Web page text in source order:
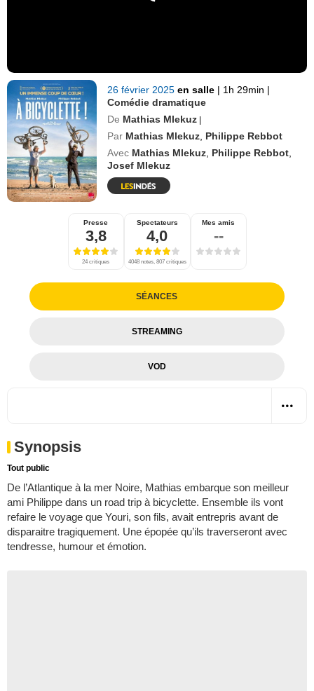
26 février 2025en salle | 1h 29min |
Comédie dramatique
De Mathias Mlekuz |
Par Mathias Mlekuz Philippe Rebbot
Avec Mathias Mlekuz Philippe Rebbot
Josef Mlekuz
Presse
3,8
24 critiques
Spectateurs
4,0
4048 notes, 807 critiques
Mes amis
--
SÉANCES
STREAMING
VOD
Synopsis
Tout public
De l’Atlantique à la mer Noire, Mathias embarque son meilleur
ami Philippe dans un road trip à bicyclette. Ensemble ils vont
refaire le voyage que Youri, son fils, avait entrepris avant de
disparaitre tragiquement. Une épopée qu’ils traverseront avec
tendresse, humour et émotion.